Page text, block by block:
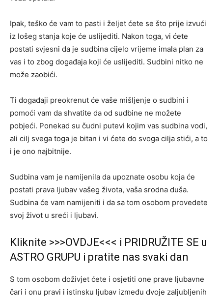
Ipak, teško će vam to pasti i željet ćete se što prije izvući
iz lošeg stanja koje će uslijediti. Nakon toga, vi ćete
postati svjesni da je sudbina cijelo vrijeme imala plan za
vas i to zbog događaja koji će uslijediti. Sudbini nitko ne
može zaobići.
Ti događaji preokrenut će vaše mišljenje o sudbini i
pomoći vam da shvatite da od sudbine ne možete
pobjeći. Ponekad su čudni putevi kojim vas sudbina vodi,
ali cilj svega toga je bitan i vi ćete do svoga cilja stići, a to
i je ono najbitnije.
Sudbina vam je namijenila da upoznate osobu koja će
postati prava ljubav vašeg života, vaša srodna duša.
Sudbina će vam namijeniti i da sa tom osobom provedete
svoj život u sreći i ljubavi.
Kliknite >>>OVDJE<<< i PRIDRUŽITE SE u
ASTRO GRUPU i pratite nas svaki dan
S tom osobom doživjet ćete i osjetiti one prave ljubavne
čari i onu pravi i istinsku ljubav između dvoje zaljubljenih